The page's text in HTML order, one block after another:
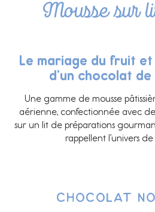
Mousse sur
Le mariage du fruit
d’un chocolat
Une gamme de mousse
aérienne, confectionnée avec
sur un lit de préparations
rappellent l’univers
Chocolat